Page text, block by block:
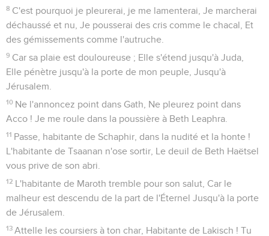
8 C'est pourquoi je pleurerai, je me lamenterai, Je marcherai
déchaussé et nu, Je pousserai des cris comme le chacal, Et
des gémissements comme l'autruche.
9 Car sa plaie est douloureuse ; Elle s'étend jusqu'à Juda,
Elle pénètre jusqu'à la porte de mon peuple, Jusqu'à
Jérusalem.
10 Ne l'annoncez point dans Gath, Ne pleurez point dans
Acco ! Je me roule dans la poussière à Beth Leaphra.
11 Passe, habitante de Schaphir, dans la nudité et la honte !
L'habitante de Tsaanan n'ose sortir, Le deuil de Beth Haëtsel
vous prive de son abri.
12 L'habitante de Maroth tremble pour son salut, Car le
malheur est descendu de la part de l'Éternel Jusqu'à la porte
de Jérusalem.
13 Attelle les coursiers à ton char, Habitante de Lakisch ! Tu